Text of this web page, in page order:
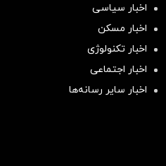
اخبار سیاسی
اخبار مسکن
اخبار تکنولوژی
اخبار اجتماعی
اخبار سایر رسانه‌‌ها